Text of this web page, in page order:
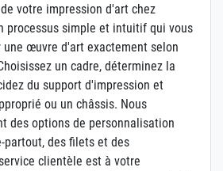
votre impression d'art chez
processus simple et intuitif qui vous
une œuvre d'art exactement selon
un cadre, déterminez la
du support d'impression et
ou un châssis. Nous
des options de personnalisation
partout, des filets et des
clientèle est à votre